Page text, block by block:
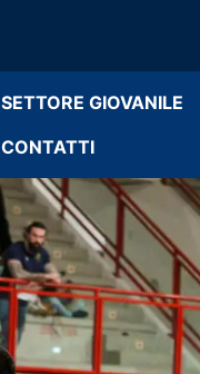
SETTORE GIOVANILE
CONTATTI